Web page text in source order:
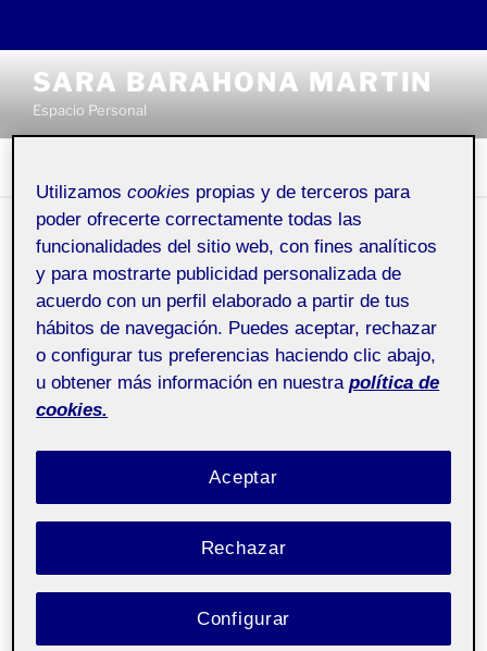
contenido
SARA BARAHONA MARTIN
Espacio Personal
¿QUIÉN SOY?
Hola!
Esta página es
interesante que haya contenidos públicos en tu
que si alguien visita tu espacio personal, pero no es
relevante que quieras compartir.
Las páginas, a diferencia de las entradas, suelen tener
Utilizamoscookies propias y de terceros para
poder ofrecerte correctamente todas las
funcionalidades del sitio web, con fines analíticos
y para mostrarte publicidad personalizada de
acuerdo con un perfil elaborado a partir de tus
hábitos de navegación. Puedes aceptar, rechazar
o configurar tus preferencias haciendo clic abajo,
u obtener más información en nuestra política de
cookies.
Rechazar
Aceptar
Configurar